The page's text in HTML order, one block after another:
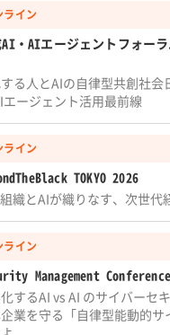
ライン
・AIエージェントフォー
る人とAIの自律型共創社会
エージェント活用最前線
ライン
TOKYO 2026
織とAIが織りなす、次世代
ライン
Management
するAI vs AI のサイバーセ
業を守る「自律型能動的